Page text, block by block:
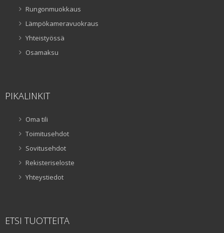
Rungonmuokkaus
Lämpökameravuokraus
Yhteistyössä
Osamaksu
PIKALINKIT
Oma tili
Toimitusehdot
Sovitusehdot
Rekisteriseloste
Yhteystiedot
ETSI TUOTTEITA